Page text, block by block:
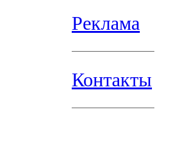
Реклама
Контакты